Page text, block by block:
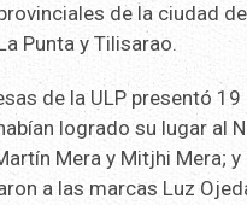
de la ciudad
Punta y Tilisarao.
de la ULP presentó 19
logrado su lugar al
Mera y Mitjhi Mera; y
a las marcas Luz